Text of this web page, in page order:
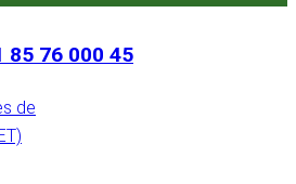
85 76 000 45
de